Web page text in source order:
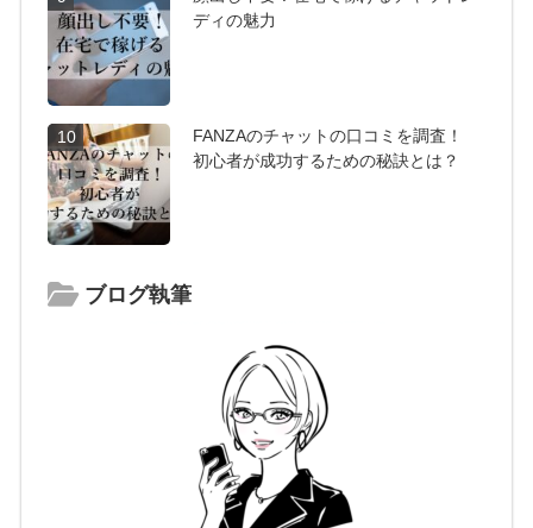
ディの魅力
10
FANZAのチャットの口コミを調査！
初心者が成功するための秘訣とは？
ブログ執筆